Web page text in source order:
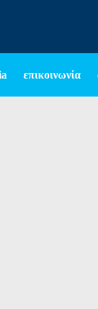
επικοινωνία